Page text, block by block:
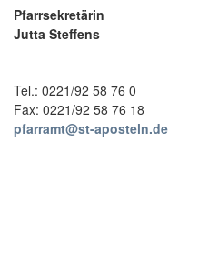
Pfarrsekretärin
Jutta Steffens
Tel.: 0221/92 58 76 0
Fax: 0221/92 58 76 18
pfarramt@st-aposteln.de